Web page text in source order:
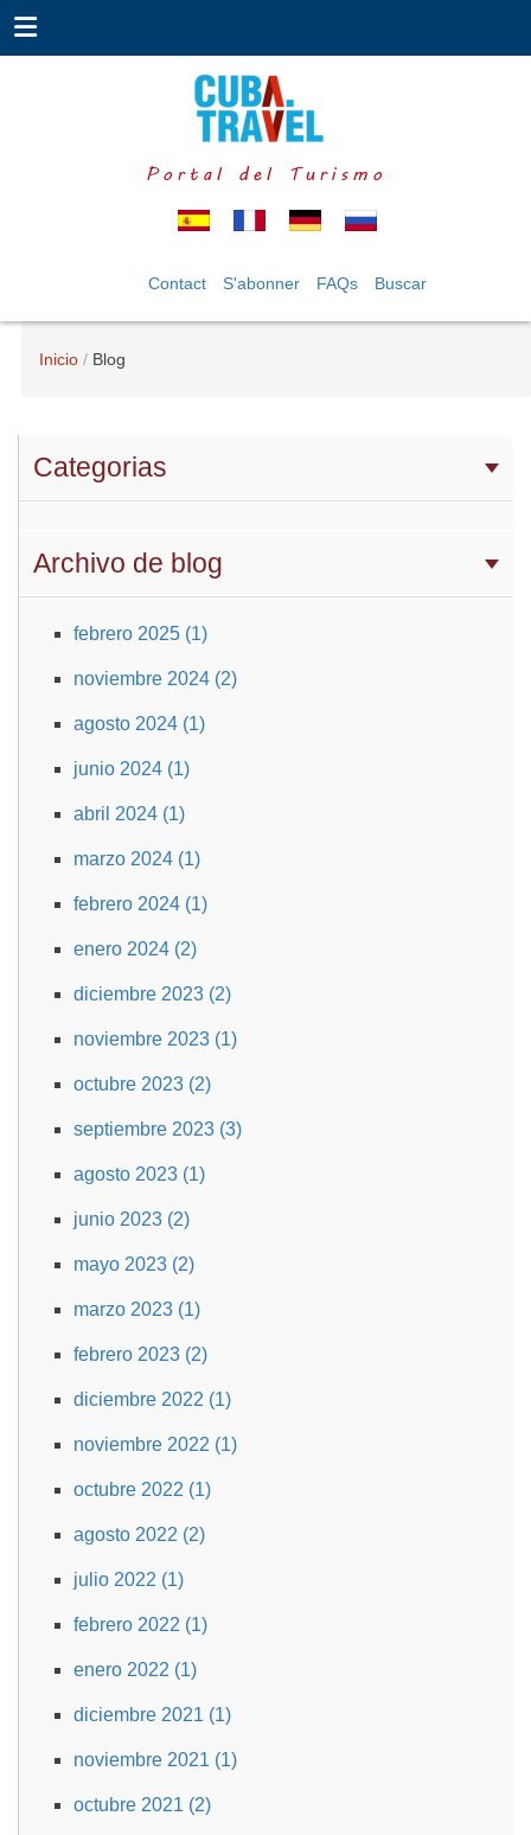
Portal del Turismo
Contact S'abonner FAQs Buscar
Inicio Blog
Categorias
Archivo de blog
febrero 2025 (1)
noviembre 2024 (2)
agosto 2024 (1)
junio 2024 (1)
abril 2024 (1)
marzo 2024 (1)
febrero 2024 (1)
enero 2024 (2)
diciembre 2023 (2)
noviembre 2023 (1)
octubre 2023 (2)
septiembre 2023 (3)
agosto 2023 (1)
junio 2023 (2)
mayo 2023 (2)
marzo 2023 (1)
febrero 2023 (2)
diciembre 2022 (1)
noviembre 2022 (1)
octubre 2022 (1)
agosto 2022 (2)
julio 2022 (1)
febrero 2022 (1)
enero 2022 (1)
diciembre 2021 (1)
noviembre 2021 (1)
octubre 2021 (2)